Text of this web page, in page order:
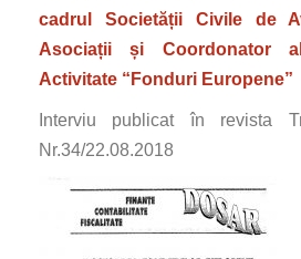
cadrul Societății Civile de
Asociații și Coordonator
Activitate “Fonduri Europene”
Interviu publicat în revista
Nr.34/22.08.2018